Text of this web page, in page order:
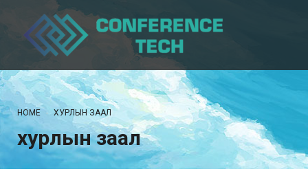
HOME ХУРЛЫН ЗААЛ
хурлын заал